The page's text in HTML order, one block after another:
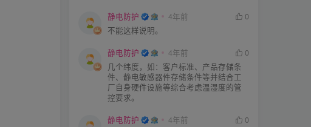
静电防护 4年前
0
不能这样说明。
静电防护 4年前
0
几个纬度，如：客户标准、产品存储条
件、静电敏感器件存储条件等并结合工
厂自身硬件设施等综合考虑温湿度的管
控要求。
静电防护 4年前
0